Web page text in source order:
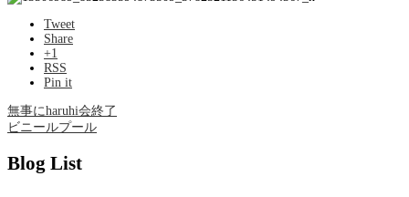
Tweet
Share
+1
RSS
Pin it
無事にharuhi会終了
ビニールプール
Blog List